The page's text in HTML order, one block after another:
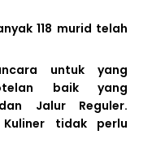
118 murid telah
untuk yang
baik yang
Jalur Reguler.
tidak perlu